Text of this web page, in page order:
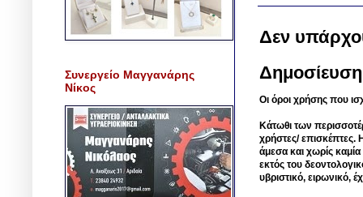
Δεν
Οι όροι χρήσης που
Κάτωθι των
χρήστες/ επισκέπτες.
άμεσα και χωρίς
εκτός του
υβριστικό, ειρωνικό,
Συνεργείο Μαγγανάρης
Νίκος